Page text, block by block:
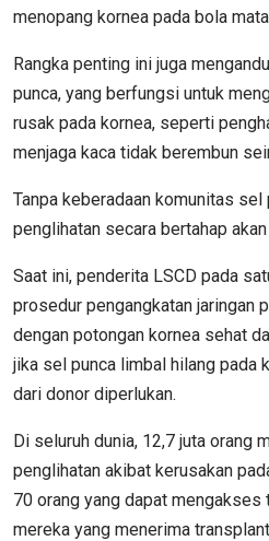
menopang kornea pada bola
Rangka penting ini juga
punca, yang berfungsi untuk
rusak pada kornea, seperti
menjaga kaca tidak berembun
Tanpa keberadaan komunitas
penglihatan secara bertahap
Saat ini, penderita LSCD pada
prosedur pengangkatan jaringan
dengan potongan kornea sehat
jika sel punca limbal hilang pada
dari donor diperlukan.
Di seluruh dunia, 12,7 juta orang
penglihatan akibat kerusakan
70 orang yang dapat mengakses
mereka yang menerima